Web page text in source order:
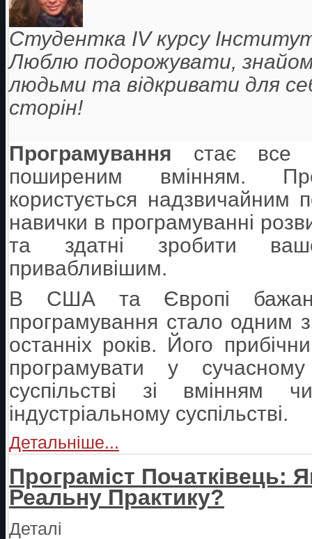
Студентка IV курсу
Люблю подорожувати,
людьми та відкривати для
сторін!
Програмування стає все
поширеним вмінням.
користується надзвичайним
навички в програмуванні
та здатні зробити
привабливішим.
В США та Європі
програмування стало одним
останніх років. Його
програмувати у сучасному
суспільстві зі вмінням
індустріальному суспільстві.
Детальніше...
Програміст Початківець:
Реальну Практику?
Деталі